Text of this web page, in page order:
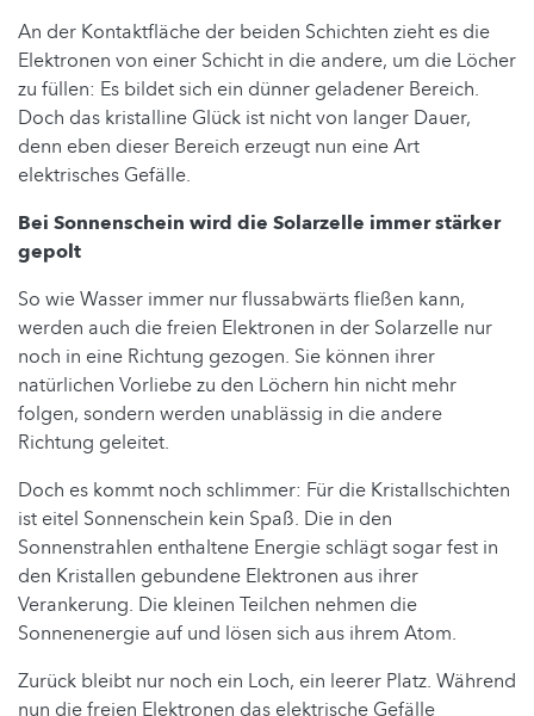
An der Kontaktfläche der beiden Schichten zieht es die
Elektronen von einer Schicht in die andere, um die Löcher
zu füllen: Es bildet sich ein dünner geladener Bereich.
Doch das kristalline Glück ist nicht von langer Dauer,
denn eben dieser Bereich erzeugt nun eine Art
elektrisches Gefälle.
Bei Sonnenschein wird die Solarzelle immer stärker
gepolt
So wie Wasser immer nur flussabwärts fließen kann,
werden auch die freien Elektronen in der Solarzelle nur
noch in eine Richtung gezogen. Sie können ihrer
natürlichen Vorliebe zu den Löchern hin nicht mehr
folgen, sondern werden unablässig in die andere
Richtung geleitet.
Doch es kommt noch schlimmer: Für die Kristallschichten
ist eitel Sonnenschein kein Spaß. Die in den
Sonnenstrahlen enthaltene Energie schlägt sogar fest in
den Kristallen gebundene Elektronen aus ihrer
Verankerung. Die kleinen Teilchen nehmen die
Sonnenenergie auf und lösen sich aus ihrem Atom.
Zurück bleibt nur noch ein Loch, ein leerer Platz. Während
nun die freien Elektronen das elektrische Gefälle